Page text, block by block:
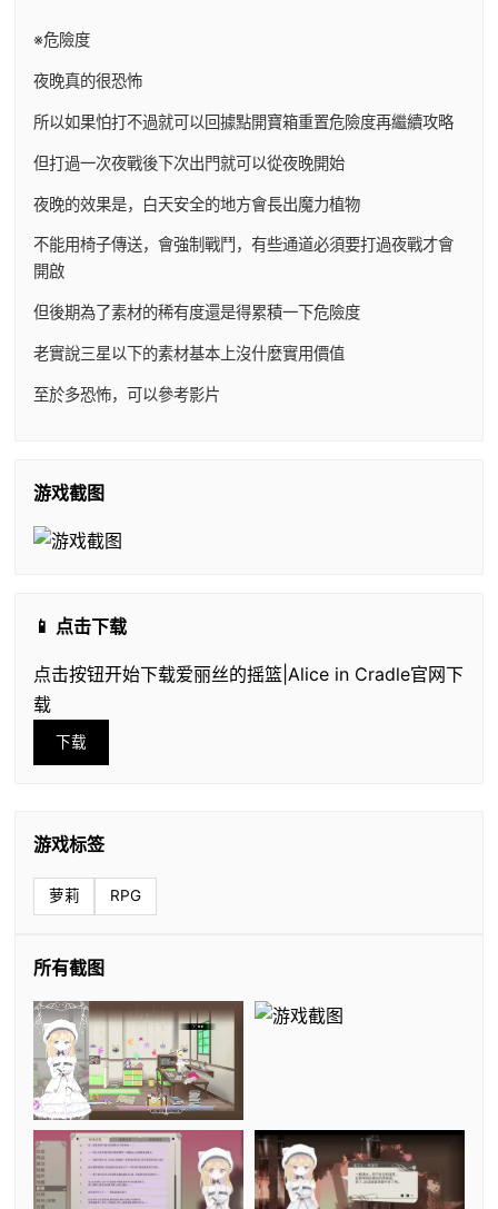
※危險度
夜晚真的很恐怖
所以如果怕打不過就可以回據點開寶箱重置危險度再繼續攻略
但打過一次夜戰後下次出門就可以從夜晚開始
夜晚的效果是，白天安全的地方會長出魔力植物
不能用椅子傳送，會強制戰鬥，有些通道必須要打過夜戰才會
開啟
但後期為了素材的稀有度還是得累積一下危險度
老實說三星以下的素材基本上沒什麼實用價值
至於多恐怖，可以參考影片
游戏截图
📱 点击下载
点击按钮开始下载爱丽丝的摇篮|Alice in Cradle官网下
载
下载
游戏标签
萝莉 RPG
所有截图